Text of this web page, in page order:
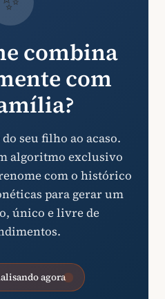
combina
com
seu filho ao acaso.
algoritmo exclusivo
com o histórico
para gerar um
único e livre de
agora